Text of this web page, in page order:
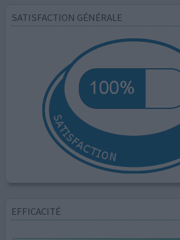
SATISFACTION GÉNÉRALE
EFFICACITÉ